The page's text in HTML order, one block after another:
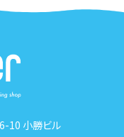
10 小勝ビル